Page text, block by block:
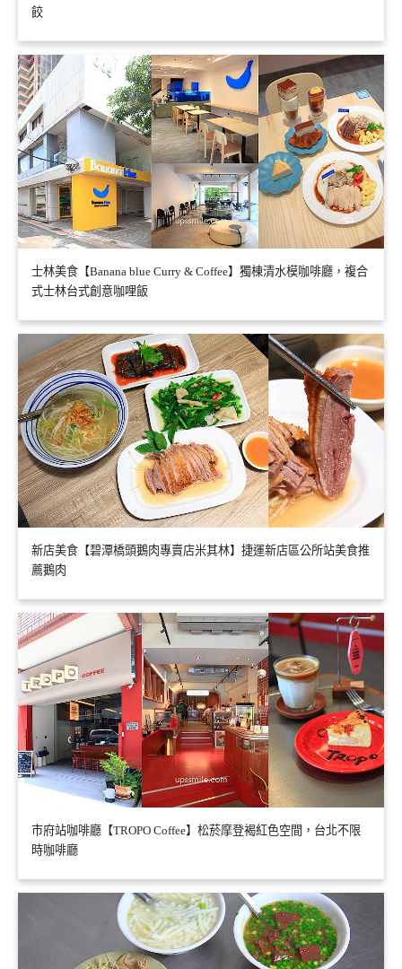
餃
士林美食【Banana blue Curry & Coffee】獨棟清水模咖啡廳，複合
式士林台式創意咖哩飯
新店美食【碧潭橋頭鵝肉專賣店米其林】捷運新店區公所站美食推
薦鵝肉
市府站咖啡廳【TROPO Coffee】松菸摩登褐紅色空間，台北不限
時咖啡廳